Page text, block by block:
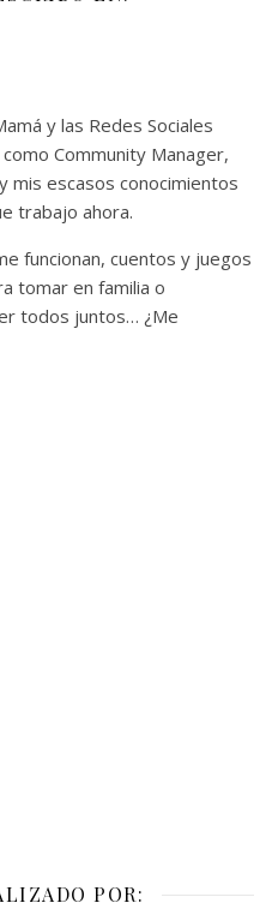
y las Redes Sociales
Community Manager,
mis escasos conocimientos
trabajo ahora.
funcionan, cuentos y juegos
tomar en familia o
todos juntos… ¿Me
POR: